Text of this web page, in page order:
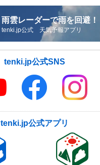
雨雲レーダーで雨を回避！
tenki.jp公式 天気予報アプリ
tenki.jp公式SNS
tenki.jp公式アプリ